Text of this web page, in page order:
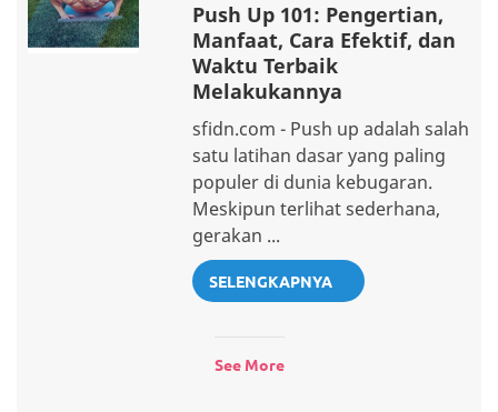
Push Up 101: Pengertian,
Manfaat, Cara Efektif, dan
Waktu Terbaik
Melakukannya
sfidn.com - Push up adalah salah
satu latihan dasar yang paling
populer di dunia kebugaran.
Meskipun terlihat sederhana,
gerakan ...
SELENGKAPNYA
See More